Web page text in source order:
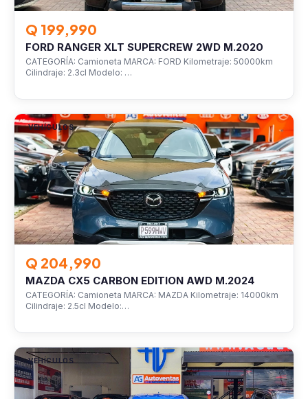
Q 199,990
FORD RANGER XLT SUPERCREW 2WD M.2020
CATEGORÍA: Camioneta MARCA: FORD Kilometraje: 50000km
Cilindraje: 2.3cl Modelo: …
VEHÍCULOS
Q 204,990
MAZDA CX5 CARBON EDITION AWD M.2024
CATEGORÍA: Camioneta MARCA: MAZDA Kilometraje: 14000km
Cilindraje: 2.5cl Modelo:…
VEHÍCULOS